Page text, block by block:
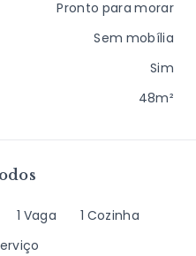
1 Vaga
1 Cozinha
Pronto para morar
Sem mobília
Sim
48m²